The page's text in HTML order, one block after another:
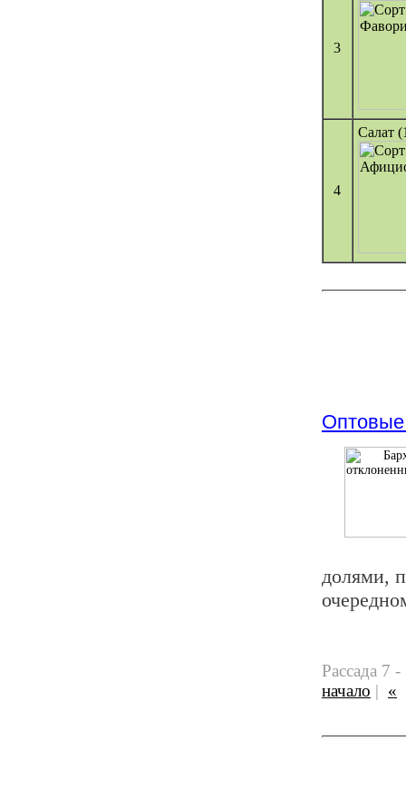
3
4
Салат
Оптовые
долями,
Рассада 7
начало | «